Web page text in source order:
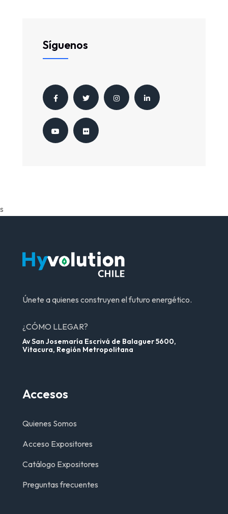
Síguenos
s
Únete a quienes construyen el futuro energético.
¿CÓMO LLEGAR?
Av San Josemaría Escrivá de Balaguer 5600,
Vitacura, Región Metropolitana
Accesos
Quienes Somos
Acceso Expositores
Catálogo Expositores
Preguntas frecuentes